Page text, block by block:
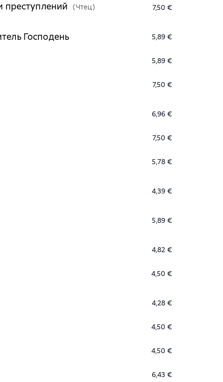
преступлений
(Чтец)
7,50 €
Господень 5,89 €
5,89 €
7,50 €
6,96 €
7,50 €
5,78 €
4,39 €
5,89 €
4,82 €
4,50 €
4,28 €
4,50 €
4,50 €
6,43 €